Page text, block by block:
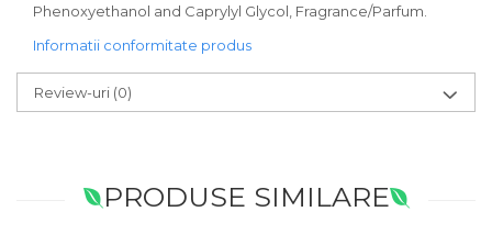
Phenoxyethanol and Caprylyl Glycol, Fragrance/Parfum.
Informatii conformitate produs
Review-uri (0)
PRODUSE SIMILARE